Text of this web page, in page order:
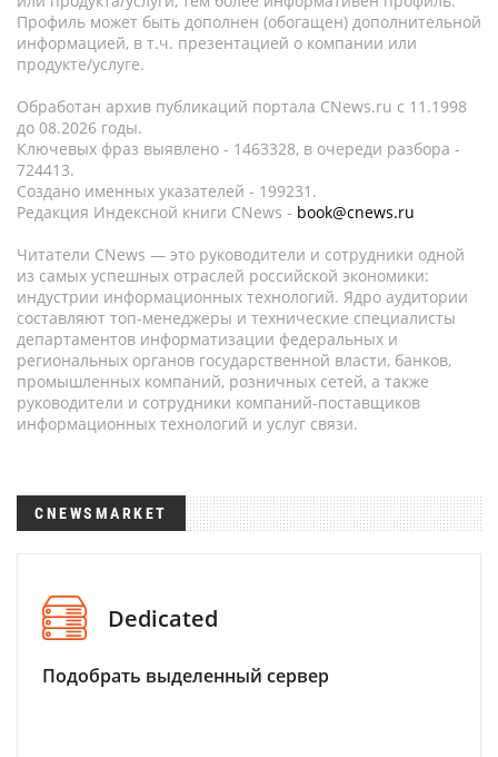
Профиль может быть дополнен (обогащен) дополнительной
информацией, в т.ч. презентацией о компании или
продукте/услуге.
Обработан архив публикаций портала CNews.ru c 11.1998
до 08.2026 годы.
Ключевых фраз выявлено - 1463328, в очереди разбора -
724413.
Создано именных указателей - 199231.
Редакция Индексной книги CNews - book@cnews.ru
Читатели CNews — это руководители и сотрудники одной
из самых успешных отраслей российской экономики:
индустрии информационных технологий. Ядро аудитории
составляют топ-менеджеры и технические специалисты
департаментов информатизации федеральных и
региональных органов государственной власти, банков,
промышленных компаний, розничных сетей, а также
руководители и сотрудники компаний-поставщиков
информационных технологий и услуг связи.
CNEWSMARKET
Dedicated
Подобрать выделенный сервер